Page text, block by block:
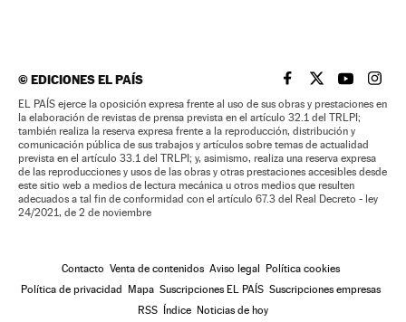
©EDICIONES EL PAÍS EL PAÍS BRASIL EN
EL PAÍSEL PAÍS
EL
EL PAÍS ejerce la oposición expresa frente al uso de sus obras y prestaciones en
la elaboración de revistas de prensa prevista en el artículo 32.1 del TRLPI;
también realiza la reserva expresa frente a la reproducción, distribución y
comunicación pública de sus trabajos y artículos sobre temas de actualidad
prevista en el artículo 33.1 del TRLPI; y, asimismo, realiza una reserva expresa
de las reproducciones y usos de las obras y otras prestaciones accesibles desde
este sitio web a medios de lectura mecánica u otros medios que resulten
adecuados a tal fin de conformidad con el artículo 67.3 del Real Decreto - ley
24/2021, de 2 de noviembre
Contacto Venta de contenidos Aviso legal Política cookies
Política de privacidad Mapa Suscripciones EL PAÍS Suscripciones empresas
RSS Índice Noticias de hoy